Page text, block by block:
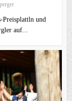
Preisplattln und
auf...